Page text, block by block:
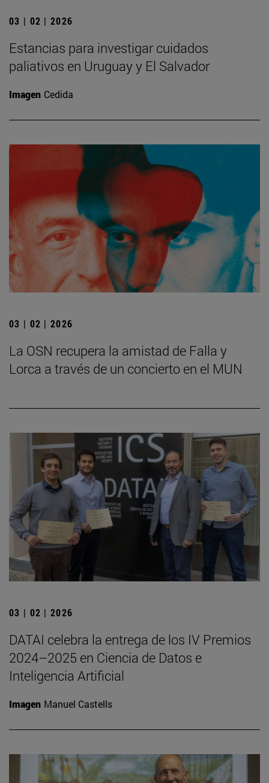
03 | 02 | 2026
Estancias para investigar cuidados
paliativos en Uruguay y El Salvador
Imagen Cedida
03 | 02 | 2026
La OSN recupera la amistad de Falla y
Lorca a través de un concierto en el MUN
03 | 02 | 2026
DATAI celebra la entrega de los IV Premios
2024–2025 en Ciencia de Datos e
Inteligencia Artificial
Imagen Manuel Castells